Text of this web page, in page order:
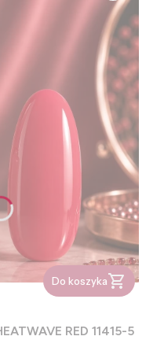
Do koszyka
RED 11415-5